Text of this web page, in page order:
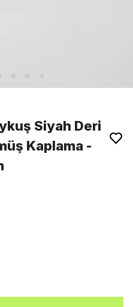
Siyah Deri
Kaplama -